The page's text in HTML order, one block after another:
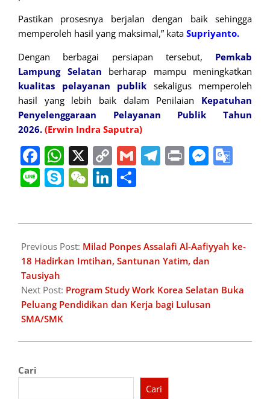
Pastikan prosesnya berjalan dengan baik sehingga
memperoleh hasil yang maksimal,” kata Supriyanto.
Dengan berbagai persiapan tersebut, Pemkab
Lampung Selatan berharap mampu meningkatkan
kualitas pelayanan publik sekaligus memperoleh
hasil yang lebih baik dalam Penilaian Kepatuhan
Penyelenggaraan Pelayanan Publik Tahun
2026. (Erwin Indra Saputra)
Facebook
WhatsApp
X Copy
Link
GmailTelegram
Print
LineSkypeWeChat
LinkedIn
07-
06
Previous Post: Milad Ponpes Assalafi Al-Aafiyyah ke-
18 Hadirkan Imtihan, Santunan Yatim, dan
Tausiyah
Next Post: Program Study Work Korea Selatan Buka
Peluang Pendidikan dan Kerja bagi Lulusan
SMA/SMK
Cari
Cari